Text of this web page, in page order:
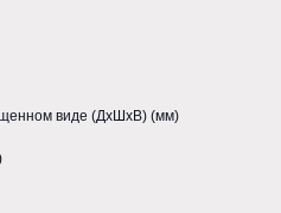
виде (ДхШхВ) (мм)